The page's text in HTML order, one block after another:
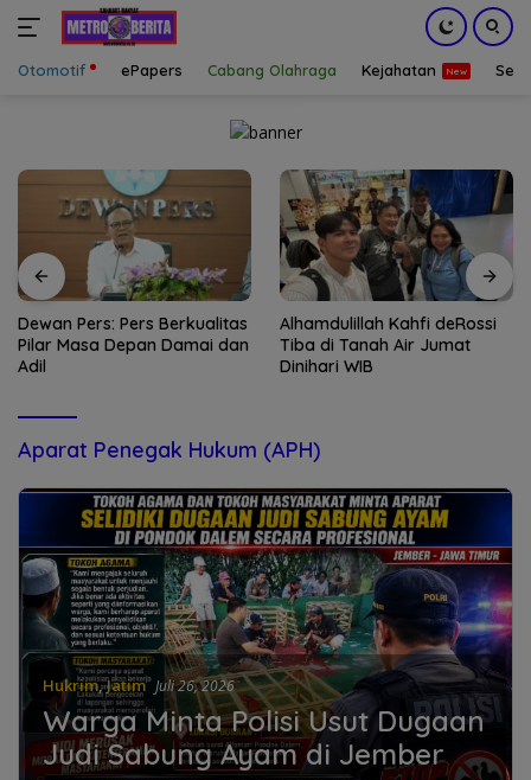
Otomotif ePapers Cabang Olahraga Kejahatan
Dewan Pers: Pers Berkualitas
Pilar Masa Depan Damai dan
Adil
Alhamdulillah Kahfi deRossi
Tiba di Tanah Air Jumat
Dinihari WIB
Aparat Penegak Hukum (APH)
Hukrim,Jatim Juli 26, 2026
Warga Minta Polisi Usut Dugaan
Judi Sabung Ayam di Jember